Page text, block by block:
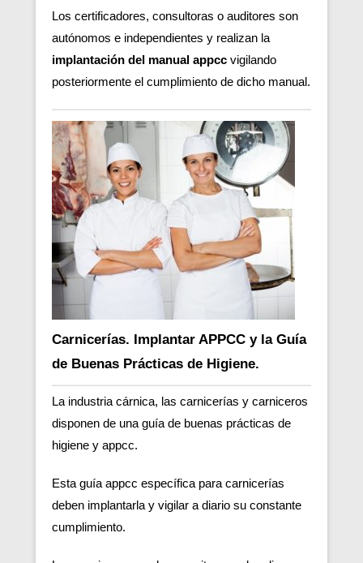
Los certificadores, consultoras o auditores son
autónomos e independientes y realizan la
implantación del manual appcc vigilando
posteriormente el cumplimiento de dicho manual.
Carnicerías. Implantar APPCC y la Guía
de Buenas Prácticas de Higiene.
La industria cárnica, las carnicerías y carniceros
disponen de una guía de buenas prácticas de
higiene y appcc.
Esta guía appcc específica para carnicerías
deben implantarla y vigilar a diario su constante
cumplimiento.